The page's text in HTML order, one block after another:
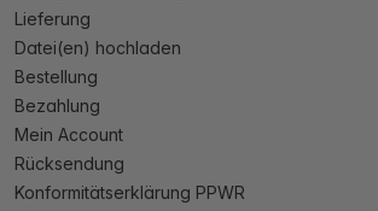
Lieferung
Datei(en) hochladen
Bestellung
Bezahlung
Mein Account
Rücksendung
Konformitätserklärung PPWR